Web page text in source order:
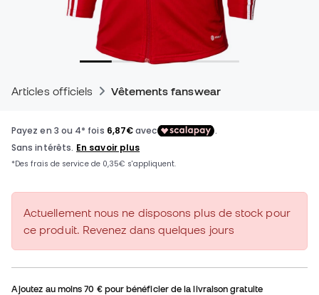
Articles officiels Vêtements fanswear
Actuellement nous ne disposons plus de stock pour
ce produit. Revenez dans quelques jours
Ajoutez au moins70 €pour bénéficier de la livraison gratuite